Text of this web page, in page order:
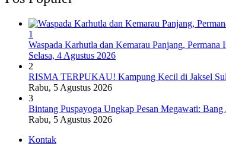
1
Waspada Karhutla dan Kemarau Panjang,
Selasa, 4 Agustus 2026
2
RISMA TERPUKAU! Kampung Kecil di Jaksel
Rabu, 5 Agustus 2026
3
Bintang Puspayoga Ungkap Pesan Megawati:
Rabu, 5 Agustus 2026
Kontak